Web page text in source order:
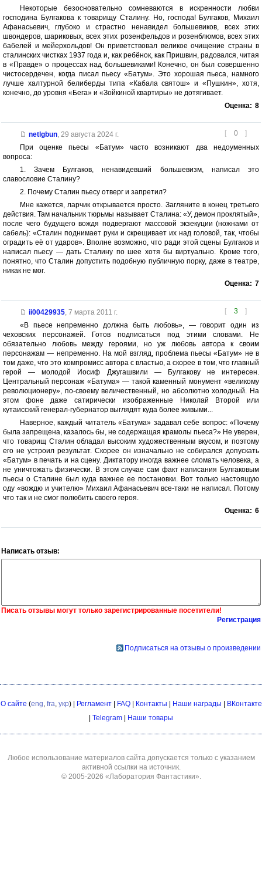
Некоторые безосновательно сомневаются в искренности любви
господина Булгакова к товарищу Сталину. Но, господа! Булгаков, Михаил
Афанасьевич, глубоко и страстно ненавидел большевиков, всех этих
швондеров, шариковых, всех этих розенфельдов и розенблюмов, всех этих
бабелей и мейерхольдов! Он приветствовал великое очищение страны в
сталинских чистках 1937 года и, как ребёнок, как Пришвин, радовался, читая
в «Правде» о процессах над большевиками! Конечно, он был совершенно
чистосердечен, когда писал пьесу «Батум». Это хорошая пьеса, намного
лучше халтурной белиберды типа «Кабала святош» и «Пушкин», хотя,
конечно, до уровня «Бега» и «Зойкиной квартиры» не дотягивает.
Оценка: 8
[ 0 ]
netlgbun, 29 августа 2024 г.
При оценке пьесы «Батум» часто возникают два недоуменных
вопроса:
1. Зачем Булгаков, ненавидевший большевизм, написал это
славословие Сталину?
2. Почему Сталин пьесу отверг и запретил?
Мне кажется, ларчик открывается просто. Загляните в конец третьего
действия. Там начальник тюрьмы называет Сталина: «У, демон проклятый»,
после чего будущего вождя подвергают массовой экзекуции (ножнами от
сабель): «Сталин поднимает руки и скрещивает их над головой, так, чтобы
оградить её от ударов». Вполне возможно, что ради этой сцены Булгаков и
написал пьесу — дать Сталину по шее хотя бы виртуально. Кроме того,
понятно, что Сталин допустить подобную публичную порку, даже в театре,
никак не мог.
Оценка: 7
[ 3 ]
ii00429935, 7 марта 2011 г.
«В пьесе непременно должна быть любовь», — говорит один из
чеховских персонажей. Готов подписаться под этими словами. Не
обязательно любовь между героями, но уж любовь автора к своим
персонажам — непременно. На мой взгляд, проблема пьесы «Батум» не в
том даже, что это компромисс автора с властью, а скорее в том, что главный
герой — молодой Иосиф Джугашвили — Булгакову не интересен.
Центральный персонаж «Батума» — такой каменный монумент «великому
революционеру», по-своему величественный, но абсолютно холодный. На
этом фоне даже сатирически изображенные Николай Второй или
кутаисский генерал-губернатор выглядят куда более живыми...
Наверное, каждый читатель «Батума» задавал себе вопрос: «Почему
была запрещена, казалось бы, не содержащая крамолы пьеса?» Не уверен,
что товарищ Сталин обладал высоким художественным вкусом, и поэтому
его не устроил результат. Скорее он изначально не собирался допускать
«Батум» в печать и на сцену. Диктатору иногда важнее сломать человека, а
не уничтожать физически. В этом случае сам факт написания Булгаковым
пьесы о Сталине был куда важнее ее постановки. Вот только настоящую
оду «вождю и учителю» Михаил Афанасьевич все-таки не написал. Потому
что так и не смог полюбить своего героя.
Оценка: 6
Написать отзыв:
Писать отзывы могут только зарегистрированные посетители!
Регистрация
Подписаться на отзывы о произведении
О сайте (eng fra укр) | Регламент| FAQ| Контакты | Наши награды | ВКонтакте
| Telegram | Наши товары
Любое использование материалов сайта допускается только с указанием
активной ссылки на источник.
© 2005-2026 «Лаборатория Фантастики»